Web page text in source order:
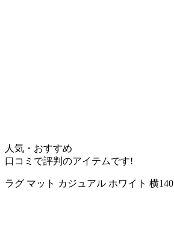
人気・おすすめ
口コミで評判のアイテムです!
ラグ マット カジュアル ホワイト 横140